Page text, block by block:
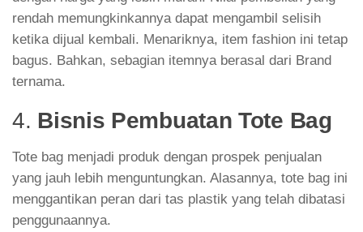
rendah memungkinkannya dapat mengambil selisih
ketika dijual kembali. Menariknya, item fashion ini tetap
bagus. Bahkan, sebagian itemnya berasal dari Brand
ternama.
4. Bisnis Pembuatan Tote Bag
Tote bag menjadi produk dengan prospek penjualan
yang jauh lebih menguntungkan. Alasannya, tote bag ini
menggantikan peran dari tas plastik yang telah dibatasi
penggunaannya.